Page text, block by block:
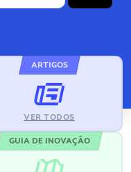
ARTIGOS
VER TODOS
GUIA DE INOVAÇÃO